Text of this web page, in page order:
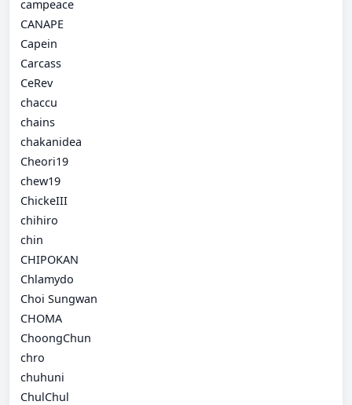
campeace
CANAPE
Capein
Carcass
CeRev
chaccu
chains
chakanidea
Cheori19
chew19
ChickeIII
chihiro
chin
CHIPOKAN
Chlamydo
Choi Sungwan
CHOMA
ChoongChun
chro
chuhuni
ChulChul